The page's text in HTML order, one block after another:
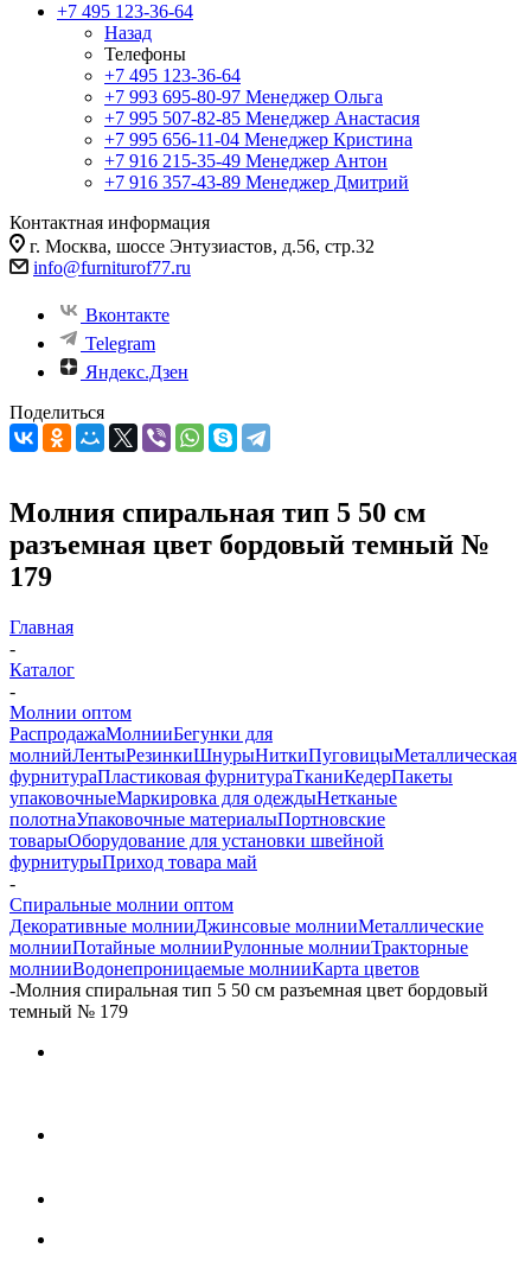
+7 495 123-36-64
Назад
Телефоны
+7 495 123-36-64
+7 993 695-80-97 Менеджер Ольга
+7 995 507-82-85 Менеджер Анастасия
+7 995 656-11-04 Менеджер Кристина
+7 916 215-35-49 Менеджер Антон
+7 916 357-43-89 Менеджер Дмитрий
Контактная информация
г. Москва, шоссе Энтузиастов, д.56, стр.32
info@furniturof77.ru
Вконтакте
Telegram
Яндекс.Дзен
Поделиться
Молния спиральная тип 5 50 см
разъемная цвет бордовый темный №
179
Главная
-
Каталог
-
Молнии оптом
РаспродажаМолнииБегунки для
молнийЛентыРезинкиШнурыНиткиПуговицыМеталлическая
фурнитураПластиковая фурнитураТканиКедерПакеты
упаковочныеМаркировка для одеждыНетканые
полотнаУпаковочные материалыПортновские
товарыОборудование для установки швейной
фурнитурыПриход товара май
-
Спиральные молнии оптом
Декоративные молнииДжинсовые молнииМеталлические
молнииПотайные молнииРулонные молнииТракторные
молнииВодонепроницаемые молнииКарта цветов
-Молния спиральная тип 5 50 см разъемная цвет бордовый
темный № 179